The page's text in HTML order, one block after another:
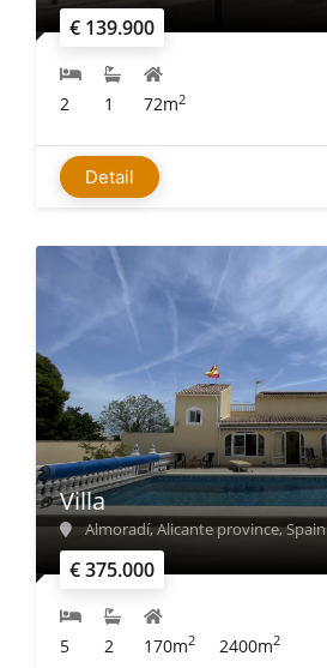
€ 139.900
2 1 72m2
Detail
€ 375.000
Villa
Almoradí, Alicante province, Spain
5 2 170m2 2400m2